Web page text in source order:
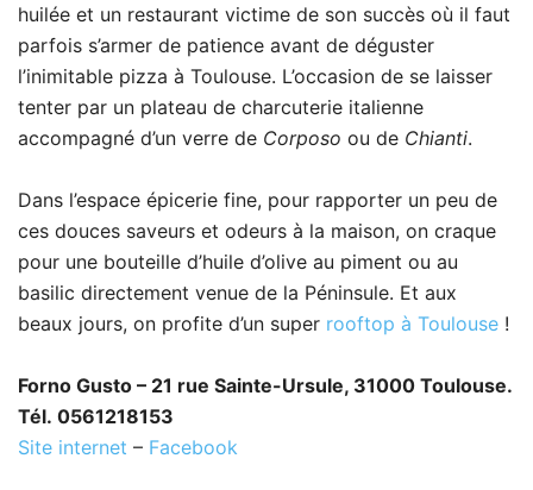
huilée et un restaurant victime de son succès où il faut
parfois s’armer de patience avant de déguster
l’inimitable pizza à Toulouse. L’occasion de se laisser
tenter par un plateau de charcuterie italienne
accompagné d’un verre de Corposo ou de Chianti.
Dans l’espace épicerie fine, pour rapporter un peu de
ces douces saveurs et odeurs à la maison, on craque
pour une bouteille d’huile d’olive au piment ou au
basilic directement venue de la Péninsule. Et aux
beaux jours, on profite d’un super rooftop à Toulouse !
Forno Gusto – 21 rue Sainte-Ursule, 31000 Toulouse.
Tél. 0561218153
Site internet – Facebook